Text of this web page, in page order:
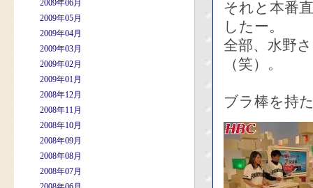
2009年06月
2009年05月
2009年04月
2009年03月
2009年02月
2009年01月
2008年12月
2008年11月
2008年10月
2008年09月
2008年08月
2008年07月
それと本番
したー。
全部、水野
（笑）。
ブラ棒を持